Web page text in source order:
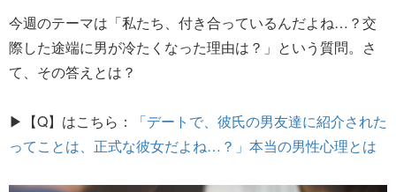
今週のテーマは「私たち、付き合っているんだよね…？交
際した途端に男が冷たくなった理由は？」という質問。さ
て、その答えとは？
▶【Q】はこちら：
「デートで、彼氏の男友達に紹介された
ってことは、正式な彼女だよね…？」本当の男性心理とは